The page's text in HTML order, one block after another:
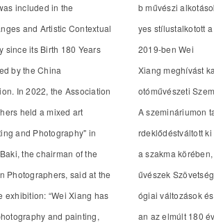
included in the
and Artistic Contextual
since its Birth 180 Years
by the China
In 2022, the Association
held a mixed art
and Photography" in
the chairman of the
Photographers, said at the
exhibition: “Wei Xiang has
and painting,
b művészi
yes stílustalkotott
2019-ben Wei
Xiang meghívást
otóművészeti
A szemináriumon
rdeklődéstváltott ki
a szakma
űvészek
ógiai változások
an az elmúlt 180